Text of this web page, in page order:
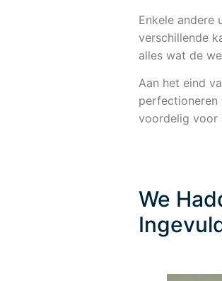
Enkele andere
verschillende
alles wat de
Aan het eind
perfectioneren
voordelig voor
We